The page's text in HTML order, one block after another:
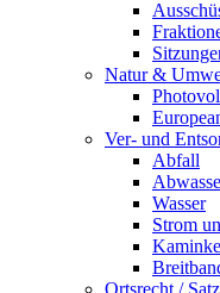
Natur &
Ver- und
Abfall
Wasser
Strom
Ortsrecht /